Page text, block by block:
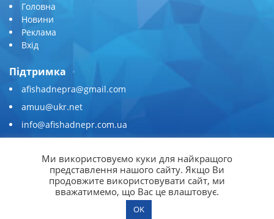
Головна
Новини
Реклама
Вхід
Підтримка
afishadnepra@gmail.com
amuu@ukr.net
info@afishadnepr.com.ua
Приєднуйтесь
Ми використовуємо куки для найкращого
представлення нашого сайту. Якщо Ви
продовжите використовувати сайт, ми
вважатимемо, що Вас це влаштовує.
OK